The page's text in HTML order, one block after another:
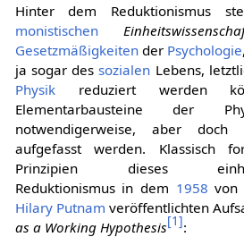
Hinter dem Reduktionismus
monistischen
Gesetzmäßigkeitender Psychologie,
ja sogar dessozialen Lebens,
Physikreduziert werden
Elementarbausteine der
notwendigerweise, aber
aufgefasst werden. Klassisch
Prinzipien dieses
Reduktionismus in dem 1958 von
Hilary Putnam veröffentlichten
as a Working Hypothesis[1]: